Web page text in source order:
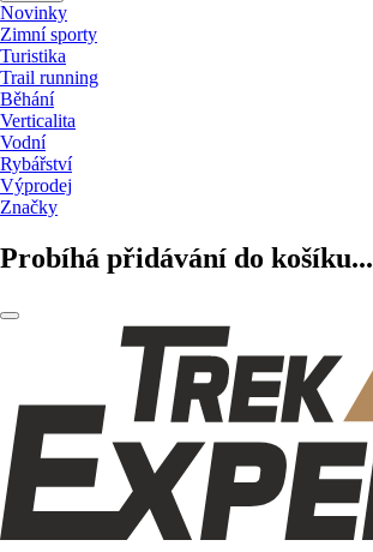
Novinky
Zimní sporty
Turistika
Trail running
Běhání
Verticalita
Vodní
Rybářství
Výprodej
Značky
Probíhá přidávání do košíku...